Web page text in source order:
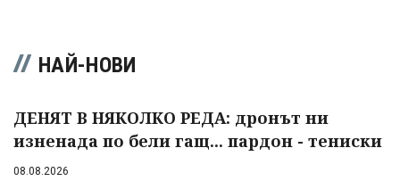
НАЙ-НОВИ
ДЕНЯТ В НЯКОЛКО РЕДА: дронът ни
изненада по бели гащ... пардон - тениски
08.08.2026